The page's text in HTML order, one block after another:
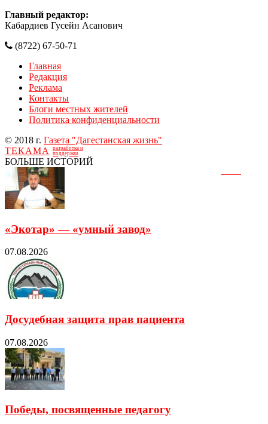
Главный редактор:
Кабардиев Гусейн Асанович
(8722) 67-50-71
Главная
Редакция
Реклама
Контакты
Блоги местных жителей
Политика конфиденциальности
© 2018 г. Газета "Дагестанская жизнь"
ТЕКАМА
разработка и
поддержка
БОЛЬШЕ ИСТОРИЙ
«Экотар» — «умный завод»
07.08.2026
Досудебная защита прав пациента
07.08.2026
Победы, посвященные педагогу